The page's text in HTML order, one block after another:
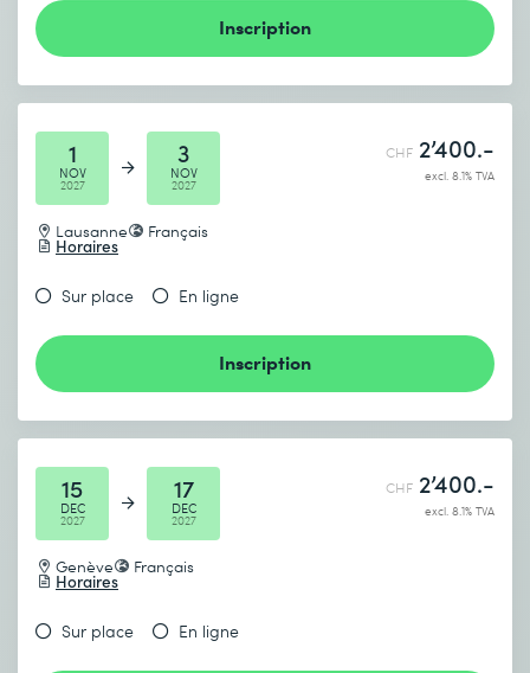
Inscription
1
NOV
2027
3
NOV
2027
Lausanne Français
Horaires
CHF 2’400.-
excl. 8.1% TVA
Sur place En ligne
Inscription
15
DEC
2027
17
DEC
2027
Genève Français
Horaires
CHF 2’400.-
excl. 8.1% TVA
Sur place En ligne